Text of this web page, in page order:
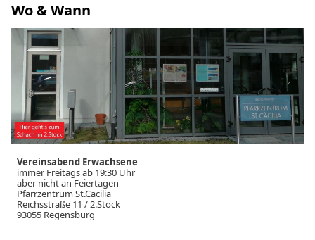
Wo & Wann
Vereinsabend Erwachsene
immer Freitags ab 19:30 Uhr
aber nicht an Feiertagen
Pfarrzentrum St.Cäcilia
Reichsstraße 11 / 2.Stock
93055 Regensburg